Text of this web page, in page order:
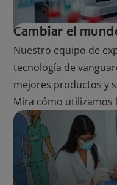
Cambiar el
Nuestro equipo de
tecnología de
mejores productos y
Mira cómo utilizamos